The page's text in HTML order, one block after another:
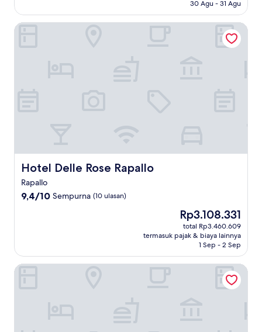
30 Agu - 31 Agu
Hotel Delle Rose Rapallo
Hotel Delle Rose Rapallo
Rapallo
9.4
9,4/10 Sempurna (10 ulasan)
Harga
sekarang
Rp3.108.331
Rp3.108.331
total Rp3.460.609
termasuk pajak & biaya lainnya
1 Sep - 2 Sep
Hotel Delle Rose Rapallo
Best Western Plus Tigullio Royal Hotel